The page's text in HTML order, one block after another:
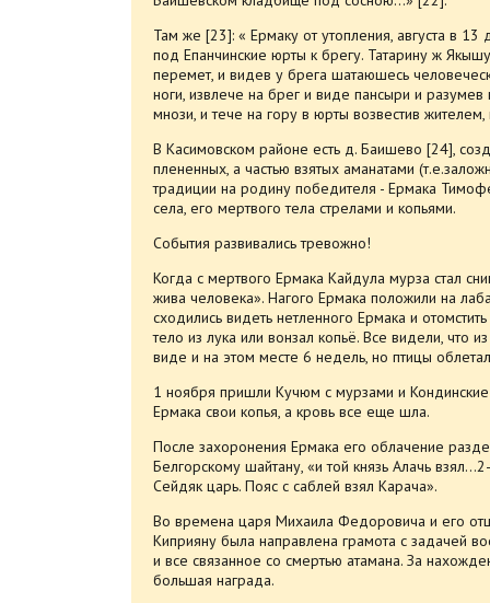
Там же [23]: « Ермаку от утопления, августа в
под Епанчинские юрты к брегу. Татарину ж
перемет, и видев у брега шатаюшесь
ноги, извлече на брег и виде пансыри и
мнози, и тече на гору в юрты возвестив
В Касимовском районе есть д. Баишево [24],
плененных, а частью взятых аманатами
традиции на родину победителя - Ермака
села, его мертвого тела стрелами и копьями.
События развивались тревожно!
Когда с мертвого Ермака Кайдула мурза стал
жива человека». Нагого Ермака положили на
сходились видеть нетленного Ермака и
тело из лука или вонзал копьё. Все видели, что
виде и на этом месте 6 недель, но птицы
1 ноября пришли Кучюм с мурзами и
Ермака свои копья, а кровь все еще шла.
После захоронения Ермака его облачение
Белгорскому шайтану, «и той князь Алачь
Сейдяк царь. Пояс с саблей взял Карача».
Во времена царя Михаила Федоровича и его
Киприяну была направлена грамота с задачей
и все связанное со смертью атамана. За
большая награда.